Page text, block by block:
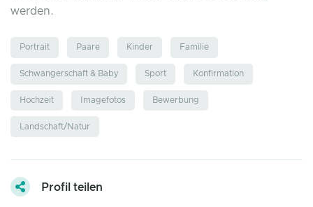
werden.
Portrait Paare Kinder Familie
Schwangerschaft & Baby Sport Konfirmation
Hochzeit Imagefotos Bewerbung
Landschaft/Natur
Profil teilen